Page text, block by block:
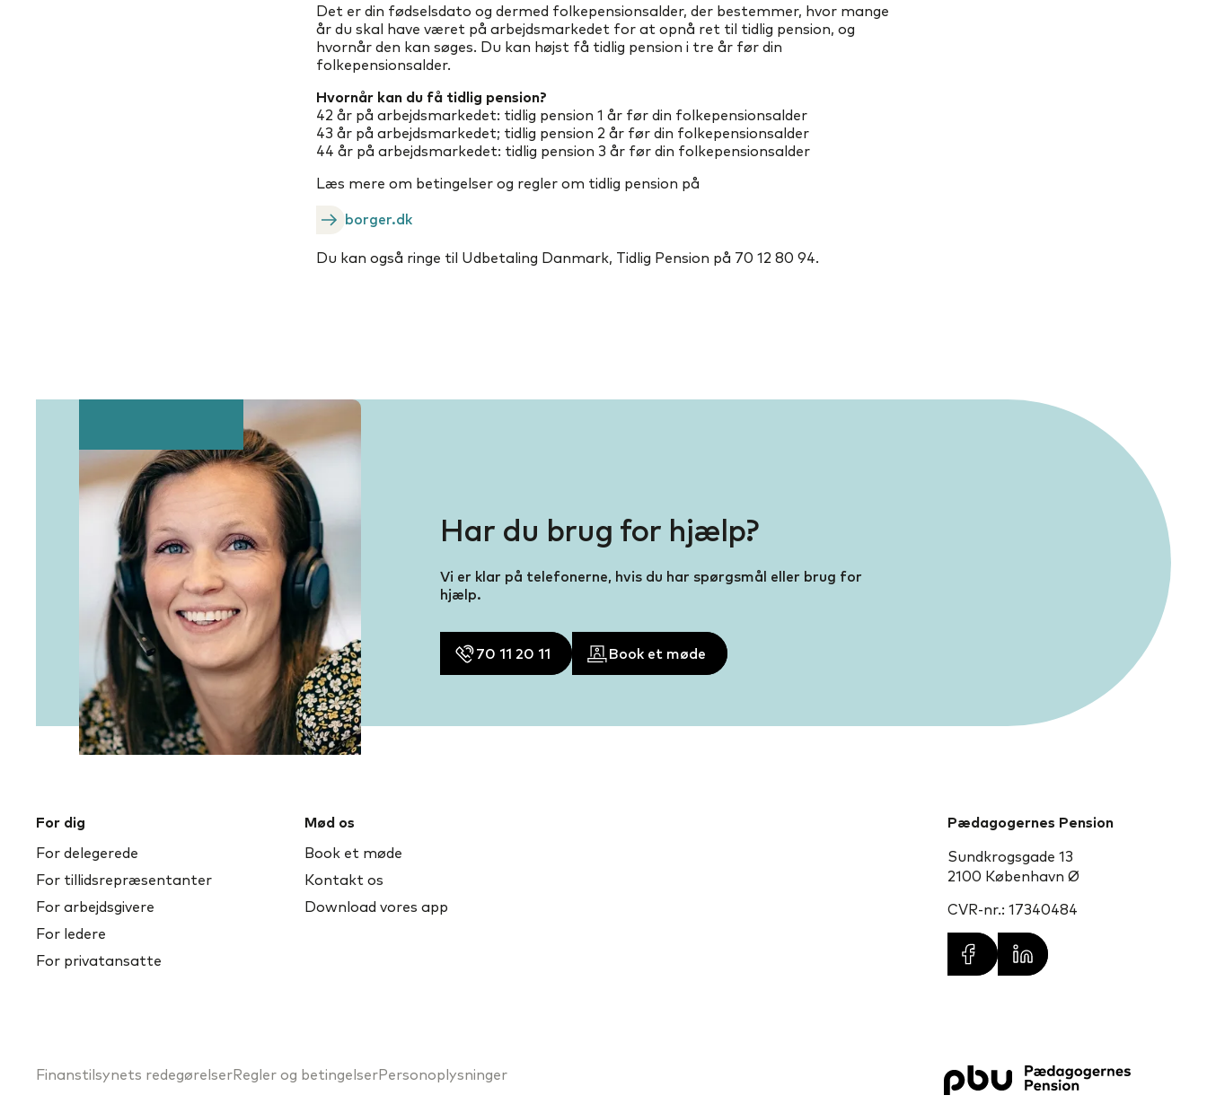
Det er din fødselsdato og dermed folkepensionsalder, der bestemmer, hvor mange
år du skal have været på arbejdsmarkedet for at opnå ret til tidlig pension, og
hvornår den kan søges. Du kan højst få tidlig pension i tre år før din
folkepensionsalder.
Hvornår kan du få tidlig pension?
42 år på arbejdsmarkedet: tidlig pension 1 år før din folkepensionsalder
43 år på arbejdsmarkedet; tidlig pension 2 år før din folkepensionsalder
44 år på arbejdsmarkedet: tidlig pension 3 år før din folkepensionsalder
Læs mere om betingelser og regler om tidlig pension på
borger.dk
Du kan også ringe til Udbetaling Danmark, Tidlig Pension på 70 12 80 94.
Har du brug for hjælp?
Vi er klar på telefonerne, hvis du har spørgsmål eller brug for
hjælp.
70 11 20 11 Book et møde
For dig
For delegerede
For tillidsrepræsentanter
For arbejdsgivere
For ledere
For privatansatte
Mød os
Book et møde
Kontakt os
Download vores app
Pædagogernes Pension
Sundkrogsgade 13
2100 København Ø
CVR-nr.: 17340484
Finanstilsynets redegørelserRegler og betingelserPersonoplysninger